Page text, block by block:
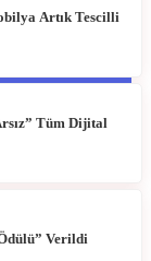
Artık Tescilli
Tüm Dijital
Verildi